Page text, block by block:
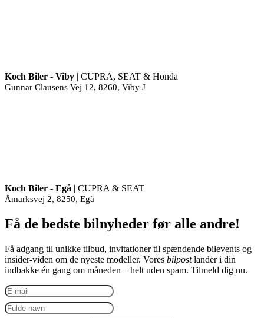
Koch Biler - Viby | CUPRA, SEAT & Honda
Gunnar Clausens Vej 12, 8260, Viby J
Koch Biler - Egå | CUPRA & SEAT
Åmarksvej 2, 8250, Egå
Få de bedste bilnyheder før alle andre!
Få adgang til unikke tilbud, invitationer til spændende bilevents og
insider-viden om de nyeste modeller. Vores bilpostlander i din
indbakke én gang om måneden – helt uden spam. Tilmeld dig nu.